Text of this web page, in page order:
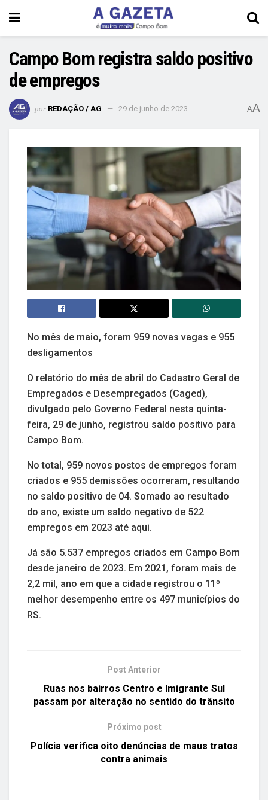
Campo Bom registra saldo positivo
de empregos
por REDAÇÃO / AG 29 de junho de 2023 AA
No mês de maio, foram 959 novas vagas e 955
desligamentos
O relatório do mês de abril do Cadastro Geral de
Empregados e Desempregados (Caged),
divulgado pelo Governo Federal nesta quinta-
feira, 29 de junho, registrou saldo positivo para
Campo Bom.
No total, 959 novos postos de empregos foram
criados e 955 demissões ocorreram, resultando
no saldo positivo de 04. Somado ao resultado
do ano, existe um saldo negativo de 522
empregos em 2023 até aqui.
Já são 5.537 empregos criados em Campo Bom
desde janeiro de 2023. Em 2021, foram mais de
2,2 mil, ano em que a cidade registrou o 11º
melhor desempenho entre os 497 municípios do
RS.
Post Anterior
Ruas nos bairros Centro e Imigrante Sul
passam por alteração no sentido do trânsito
Próximo post
Polícia verifica oito denúncias de maus tratos
contra animais